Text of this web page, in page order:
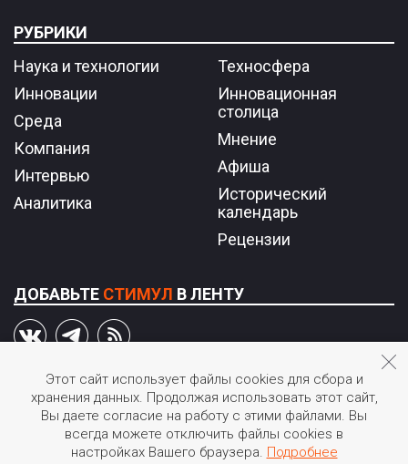
РУБРИКИ
Наука и технологии
Инновации
Среда
Компания
Интервью
Аналитика
Техносфера
Инновационная
столица
Мнение
Афиша
Исторический
календарь
Рецензии
ДОБАВЬТЕ СТИМУЛ В ЛЕНТУ
© 2026 STIмул.
Журнал об инновациях в России.
Перепечатка или иное воспроизведение материалов
допускается только с согласия редакции.
Этот сайт использует файлы cookies для сбора и
хранения данных. Продолжая использовать этот сайт,
Вы даете согласие на работу с этими файлами. Вы
всегда можете отключить файлы cookies в
настройках Вашего браузера. Подробнее